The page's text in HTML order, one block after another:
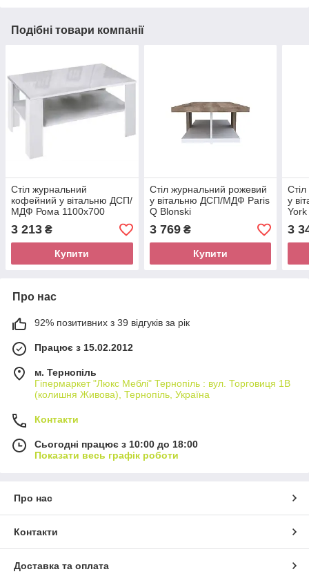
Подібні товари компанії
Стіл журнальний
кофейний у вітальню ДСП/
МДФ Рома 1100х700
Миро-Марк
3 213 ₴
Купити
Стіл журнальний рожевий
у вітальню ДСП/МДФ Paris
Q Blonski
3 769₴
Купити
у
3
Про нас
92% позитивних з 39 відгуків за рік
Працює з 15.02.2012
м. Тернопіль
Гіпермаркет "Люкс Меблі" Тернопіль : вул. Торговиця 1В
(колишня Живова), Тернопіль, Україна
Контакти
Сьогодні працює з 10:00 до 18:00
Показати весь графік роботи
Про нас
Контакти
Доставка та оплата